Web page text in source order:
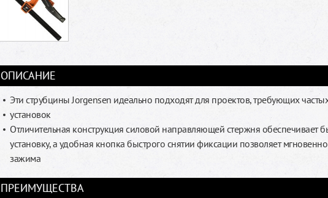
ОПИСАНИЕ
Эти струбцины Jorgensen идеально подходят для проектов, требующих
установок
Отличительная конструкция силовой направляющей стержня обеспечивает
установку, а удобная кнопка быстрого снятии фиксации позволяет мгновенно
зажима
ПРЕИМУЩЕСТВА